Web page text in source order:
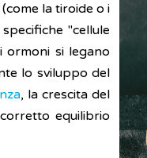
la tiroide o i
"cellule
ormoni si legano
lo sviluppo del
, la crescita del
equilibrio